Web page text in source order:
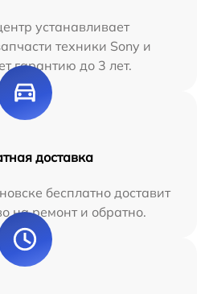
устанавливает
техники Sony и
гарантию до 3 лет.
доставка
бесплатно доставит
на ремонт и обратно.